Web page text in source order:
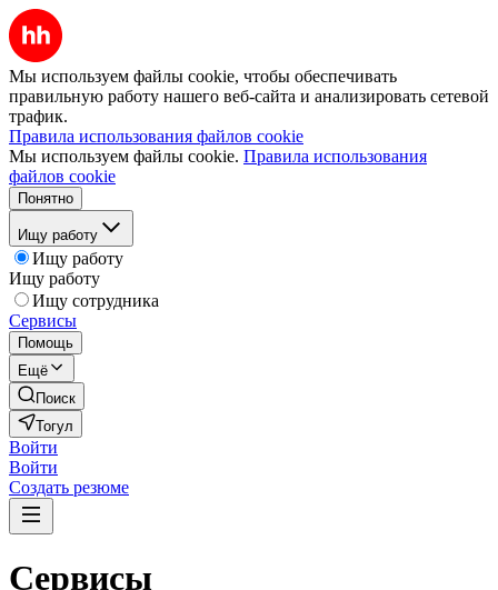
Мы используем файлы cookie, чтобы обеспечивать
правильную работу нашего веб-сайта и анализировать сетевой
трафик.
Правила использования файлов cookie
Мы используем файлы cookie. Правила использования
файлов cookie
Понятно
Ищу работу
Ищу работу
Ищу работу
Ищу сотрудника
Сервисы
Помощь
Ещё
Поиск
Тогул
Войти
Войти
Создать резюме
Сервисы